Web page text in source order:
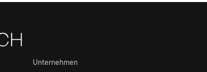
Unternehmen